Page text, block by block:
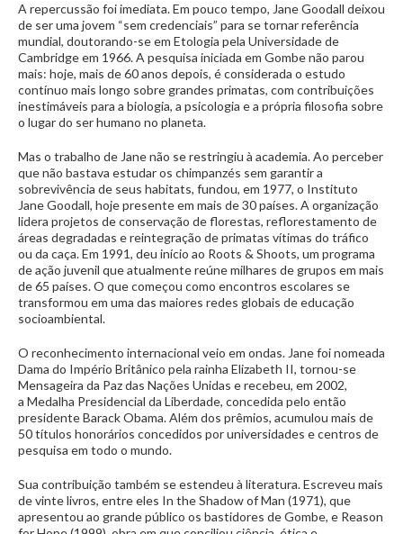
A repercussão foi imediata. Em pouco tempo, Jane Goodall deixou
de ser uma jovem “sem credenciais” para se tornar referência
mundial, doutorando-se em Etologia pela Universidade de
Cambridge em 1966. A pesquisa iniciada em Gombe não parou
mais: hoje, mais de 60 anos depois, é considerada o estudo
contínuo mais longo sobre grandes primatas, com contribuições
inestimáveis para a biologia, a psicologia e a própria filosofia sobre
o lugar do ser humano no planeta.
Mas o trabalho de Jane não se restringiu à academia. Ao perceber
que não bastava estudar os chimpanzés sem garantir a
sobrevivência de seus habitats, fundou, em 1977, o Instituto
Jane Goodall, hoje presente em mais de 30 países. A organização
lidera projetos de conservação de florestas, reflorestamento de
áreas degradadas e reintegração de primatas vítimas do tráfico
ou da caça. Em 1991, deu início ao Roots & Shoots, um programa
de ação juvenil que atualmente reúne milhares de grupos em mais
de 65 países. O que começou como encontros escolares se
transformou em uma das maiores redes globais de educação
socioambiental.
O reconhecimento internacional veio em ondas. Jane foi nomeada
Dama do Império Britânico pela rainha Elizabeth II, tornou-se
Mensageira da Paz das Nações Unidas e recebeu, em 2002,
a Medalha Presidencial da Liberdade, concedida pelo então
presidente Barack Obama. Além dos prêmios, acumulou mais de
50 títulos honorários concedidos por universidades e centros de
pesquisa em todo o mundo.
Sua contribuição também se estendeu à literatura. Escreveu mais
de vinte livros, entre eles In the Shadow of Man (1971), que
apresentou ao grande público os bastidores de Gombe, e Reason